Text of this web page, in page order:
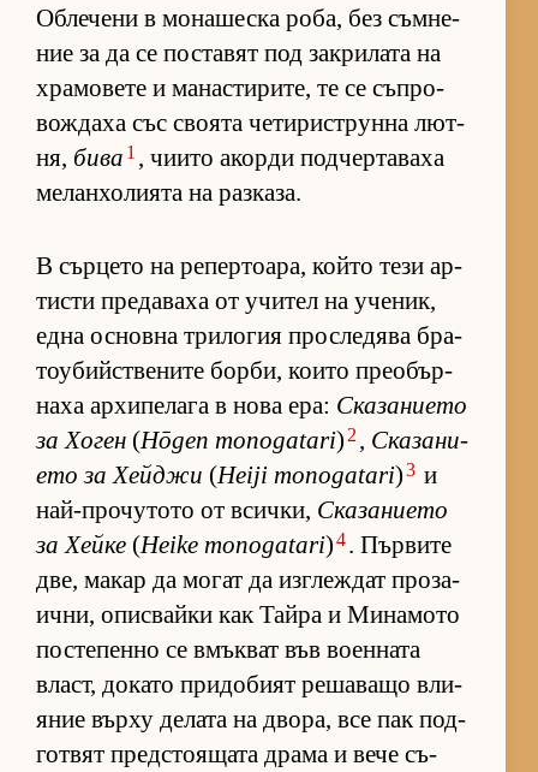
Об­ле­чени в мо­на­шеска ро­ба, без съм­не­
ние за да се пос­та­вят под зак­ри­лата на
хра­мо­вете и ма­нас­ти­ри­те, те се съп­ро­
вож­даха със сво­ята че­ти­рис­т­рунна лют­
ня, бива 1 , чи­ито акорди под­чер­та­ваха
ме­лан­хо­ли­ята на раз­ка­за.
В сър­цето на ре­пер­то­а­ра, който тези ар­
тисти пре­да­ваха от учи­тел на уче­ник,
една ос­новна три­ло­гия прос­ле­дява бра­
то­у­бийс­т­ве­ните бор­би, ко­ито пре­о­бър­
наха ар­хи­пе­лага в нова ера: Ска­за­ни­ето
за Хо­ген (Hōgen monogatari) 2 , Ска­за­ни­
ето за Хей­джи (Heiji monogatari)3 и
най-про­чу­тото от всич­ки, Ска­за­ни­ето
за Хейке (Heike monogatari)4. Пър­вите
две, ма­кар да мо­гат да из­г­леж­дат про­за­
ич­ни, опис­вайки как Тайра и Ми­на­мото
пос­те­пенно се вмък­ват във во­ен­ната
власт, до­като при­до­бият ре­ша­ващо вли­
я­ние върху де­лата на дво­ра, все пак под­
гот­вят пред­с­то­я­щата драма и вече съ­